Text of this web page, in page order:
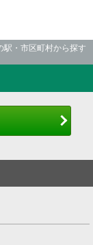
駅・市区町村から探す